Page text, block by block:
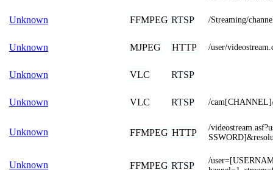
Unknown FFMPEG RTSP /Streaming/
Unknown MJPEG HTTP /user/
Unknown VLC RTSP
Unknown VLC RTSP /
Unknown FFMPEG HTTP
/
Unknown FFMPEG RTSP
/